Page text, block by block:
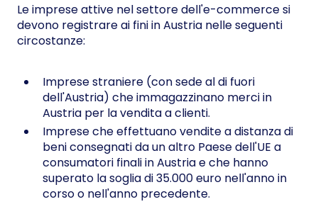
Le imprese attive nel settore dell'e-commerce si
devono registrare ai fini in Austria nelle seguenti
circostanze:
Imprese straniere (con sede al di fuori
dell'Austria) che immagazzinano merci in
Austria per la vendita a clienti.
Imprese che effettuano vendite a distanza di
beni consegnati da un altro Paese dell'UE a
consumatori finali in Austria e che hanno
superato la soglia di 35.000 euro nell'anno in
corso o nell'anno precedente.